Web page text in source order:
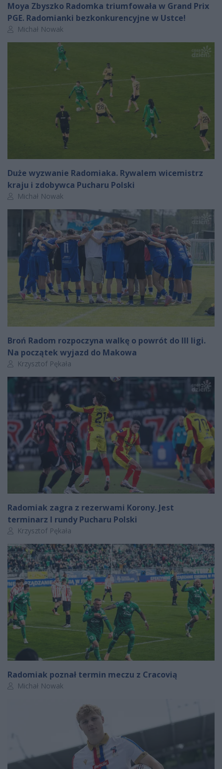
Moya Zbyszko Radomka triumfowała w Grand Prix
PGE. Radomianki bezkonkurencyjne w Ustce!
Autor artykułu:
Michał Nowak
Duże wyzwanie Radomiaka. Rywalem wicemistrz
kraju i zdobywca Pucharu Polski
Autor artykułu:
Michał Nowak
Broń Radom rozpoczyna walkę o powrót do III ligi.
Na początek wyjazd do Makowa
Autor artykułu:
Krzysztof Pękała
Radomiak zagra z rezerwami Korony. Jest
terminarz I rundy Pucharu Polski
Autor artykułu:
Krzysztof Pękała
Radomiak poznał termin meczu z Cracovią
Autor artykułu:
Michał Nowak